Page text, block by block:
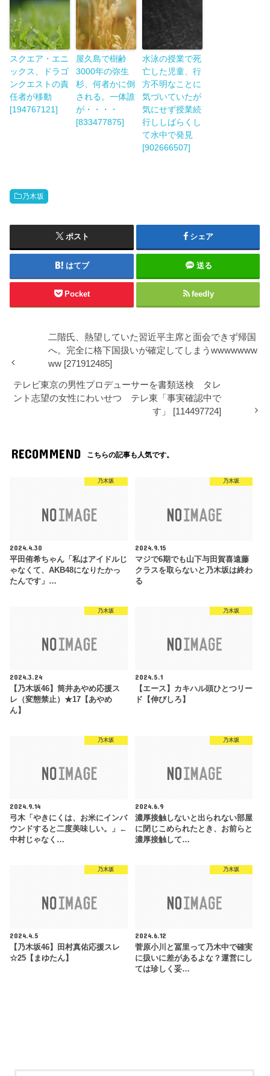
スクエア・エニ
ックス、ドラゴ
ンクエストの責
任者が移動
[194767121]
屋久島で樹齢
3000年の弥生
杉、何者かに倒
される。一体誰
が・・・・
[833477875]
水泳の授業で死
亡した児童、行
方不明なことに
気づいていたが
気にせず授業続
行ししばらくし
て水中で発見
[902666507]
乃木坂
ポスト シェア
はてブ 送る
Pocket feedly
二階氏、熱望していた習近平主席と面会できず帰国
へ。完全に格下国扱いが確定してしまうwwwwwww
ww [271912485]
テレビ東京の男性プロデューサーを書類送検 タレ
ント志望の女性にわいせつ テレ東「事実確認中で
す」 [114497724]
RECOMMEND こちらの記事も人気です。
乃木坂
2024.4.30
平田侑希ちゃん「私はアイドルじ
ゃなくて、AKB48になりたかっ
たんです」…
乃木坂
2024.9.15
マジで6期でも山下与田賀喜遠藤
クラスを取らないと乃木坂は終わ
る
乃木坂
2024.3.24
【乃木坂46】筒井あやめ応援ス
レ（変態禁止）★17【あやめ
ん】
乃木坂
2024.5.1
【エース】カキハル頭ひとつリー
ド【伸びしろ】
乃木坂
2024.9.14
弓木「やきにくは、お米にインバ
ウンドすると二度美味しい。」←
中村じゃなく…
乃木坂
2024.6.9
濃厚接触しないと出られない部屋
に閉じこめられたとき、お前らと
濃厚接触して…
乃木坂
2024.4.5
【乃木坂46】田村真佑応援スレ
☆25【まゆたん】
乃木坂
2024.6.12
菅原小川と冨里って乃木中で確実
に扱いに差があるよな？運営にし
ては珍しく妥…